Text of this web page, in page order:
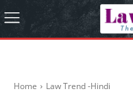
Home Law Trend -Hindi